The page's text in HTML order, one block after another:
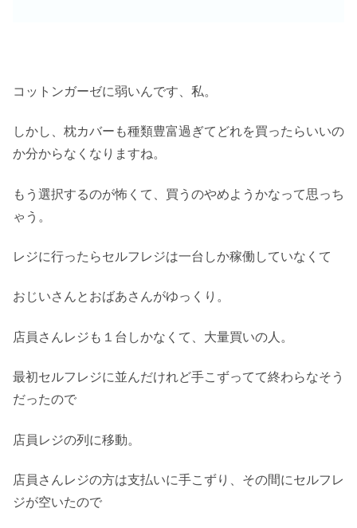
コットンガーゼに弱いんです、私。
しかし、枕カバーも種類豊富過ぎてどれを買ったらいいの
か分からなくなりますね。
もう選択するのが怖くて、買うのやめようかなって思っち
ゃう。
レジに行ったらセルフレジは一台しか稼働していなくて
おじいさんとおばあさんがゆっくり。
店員さんレジも１台しかなくて、大量買いの人。
最初セルフレジに並んだけれど手こずってて終わらなそう
だったので
店員レジの列に移動。
店員さんレジの方は支払いに手こずり、その間にセルフレ
ジが空いたので